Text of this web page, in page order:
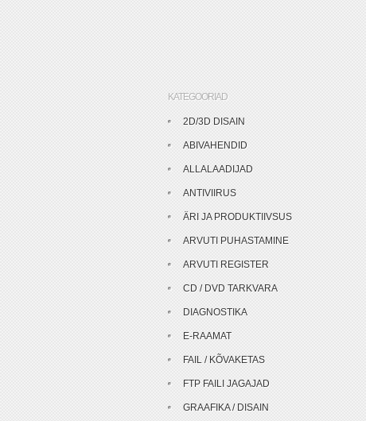
KATEGOORIAD
2D/3D DISAIN
ABIVAHENDID
ALLALAADIJAD
ANTIVIIRUS
ÄRI JA PRODUKTIIVSUS
ARVUTI PUHASTAMINE
ARVUTI REGISTER
CD / DVD TARKVARA
DIAGNOSTIKA
E-RAAMAT
FAIL / KÕVAKETAS
FTP FAILI JAGAJAD
GRAAFIKA / DISAIN